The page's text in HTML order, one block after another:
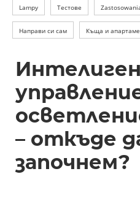
Lampy Тестове
Направи си сам Къща и
– откъде
започнем?